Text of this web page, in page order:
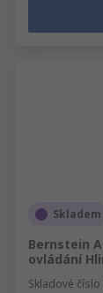
Skladem
Bernstein
ovládání
Skladové číslo